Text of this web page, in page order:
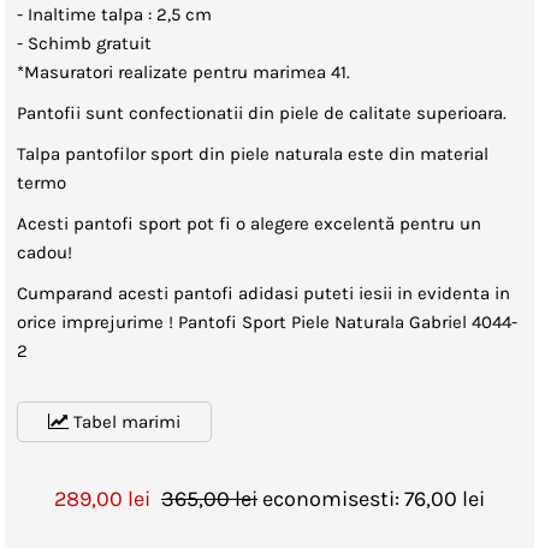
- Inaltime talpa : 2,5 cm
- Schimb gratuit
*Masuratori realizate pentru marimea 41.
Pantofii sunt confectionatii din piele de calitate superioara.
Talpa pantofilor sport din piele naturala este din material
termo
Acesti pantofi sport pot fi o alegere excelentă pentru un
cadou!
Cumparand acesti pantofi adidasi puteti iesii in evidenta in
orice imprejurime ! Pantofi Sport Piele Naturala Gabriel 4044-
2
Tabel marimi
289,00 lei 365,00 lei economisesti: 76,00 lei